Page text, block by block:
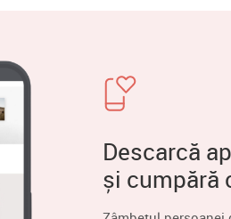
Descarcă
și cumpără